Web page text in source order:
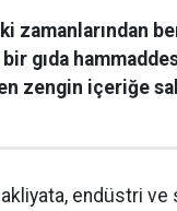
zamanlarından
gıda
zengin içeriğe
endüstri ve